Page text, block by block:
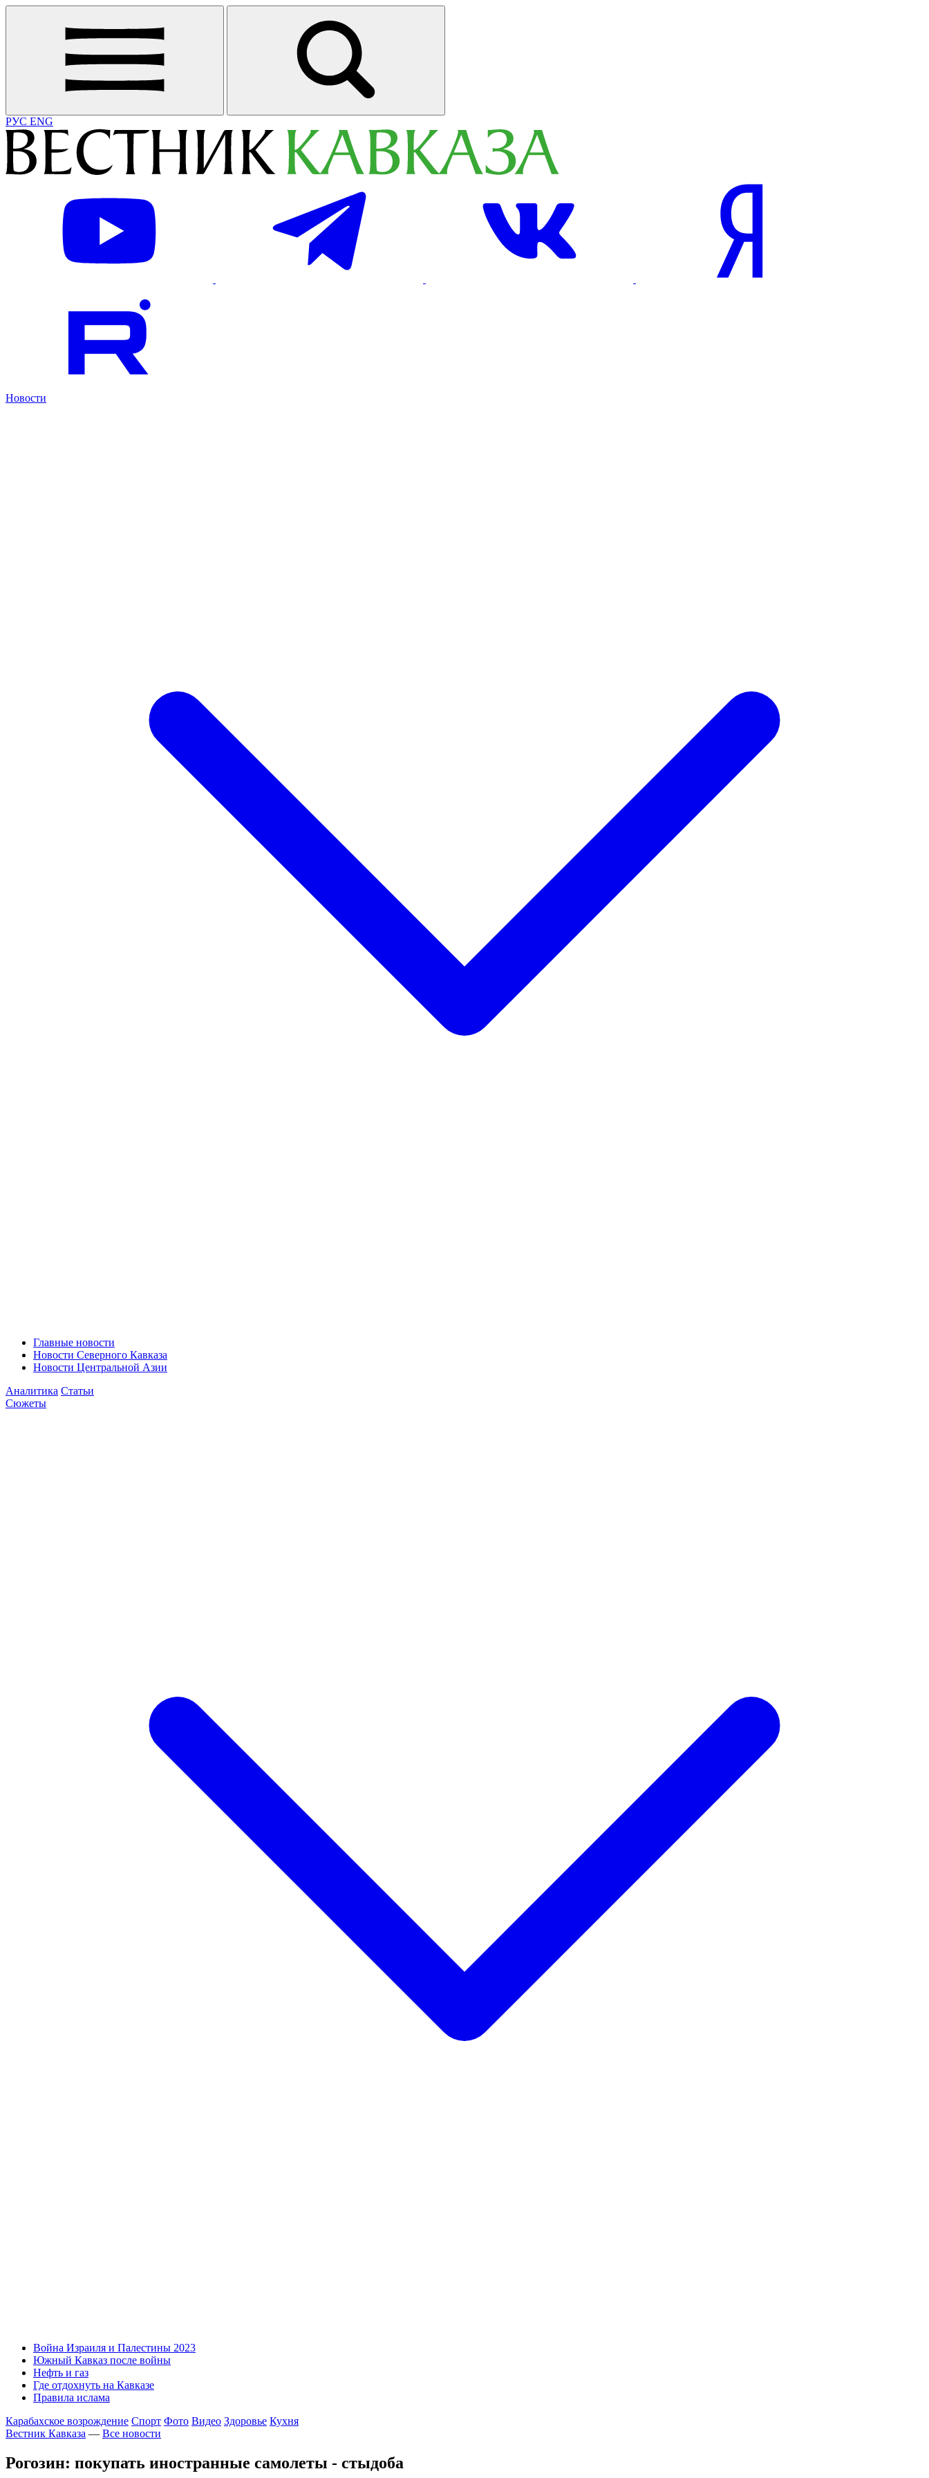
РУС ENG
Новости
Главные новости
Новости Северного Кавказа
Новости Центральной Азии
Аналитика Статьи
Сюжеты
Война Израиля и Палестины 2023
Южный Кавказ после войны
Нефть и газ
Где отдохнуть на Кавказе
Правила ислама
Карабахское возрождение Спорт Фото Видео Здоровье Кухня
Вестник Кавказа — Все новости
Рогозин: покупать иностранные самолеты - стыдоба